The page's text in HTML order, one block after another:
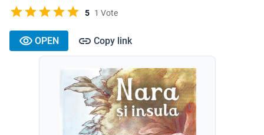
5 1 Vote
OPEN Copy link